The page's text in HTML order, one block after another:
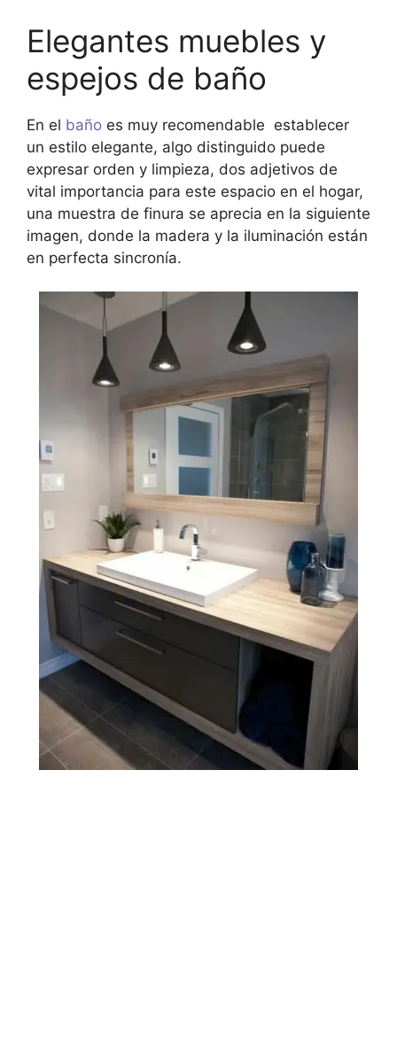
Elegantes muebles y
espejos de baño
En el baño es muy recomendable establecer
un estilo elegante, algo distinguido puede
expresar orden y limpieza, dos adjetivos de
vital importancia para este espacio en el hogar,
una muestra de finura se aprecia en la siguiente
imagen, donde la madera y la iluminación están
en perfecta sincronía.